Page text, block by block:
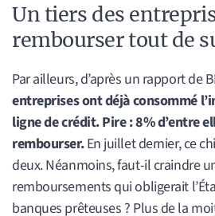
Un tiers des
rembourser tout de
Par ailleurs, d’après un rapport de
entreprises ont déjà consommé
ligne de crédit. Pire : 8% d’entre
rembourser.En juillet dernier, ce
deux. Néanmoins, faut-il craindre
remboursements qui obligerait
banques prêteuses ? Plus de la